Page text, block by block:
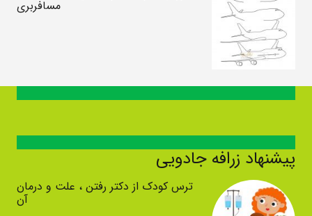
مسافربری
پیشنهاد زرافه جادویی
ترس کودک از دکتر رفتن ، علت و درمان
آن